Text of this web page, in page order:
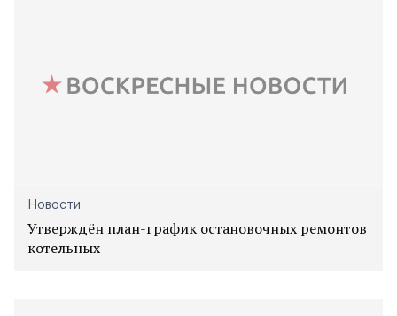
Новости
Утверждён план-график остановочных ремонтов
котельных